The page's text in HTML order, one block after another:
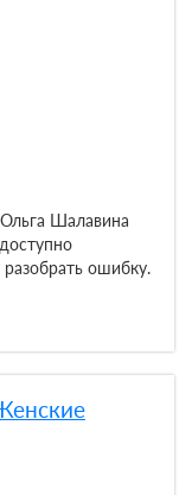
Шалавина
разобрать ошибку.